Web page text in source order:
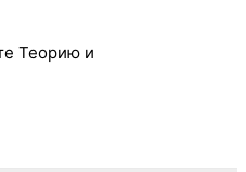
Теорию и